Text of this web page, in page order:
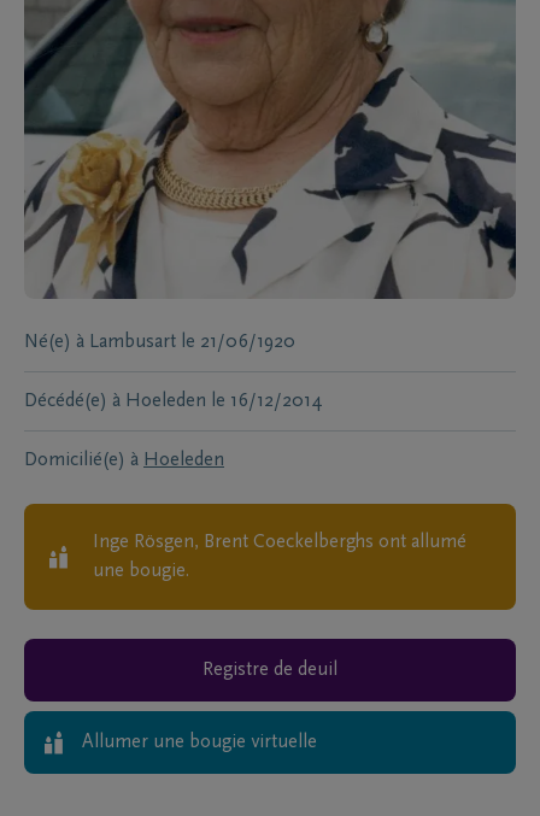
Né(e) à Lambusart le 21/06/1920
Décédé(e) à Hoeleden le 16/12/2014
Domicilié(e) à Hoeleden
Inge Rösgen, Brent Coeckelberghs ont allumé
une bougie.
Registre de deuil
Allumer une bougie virtuelle